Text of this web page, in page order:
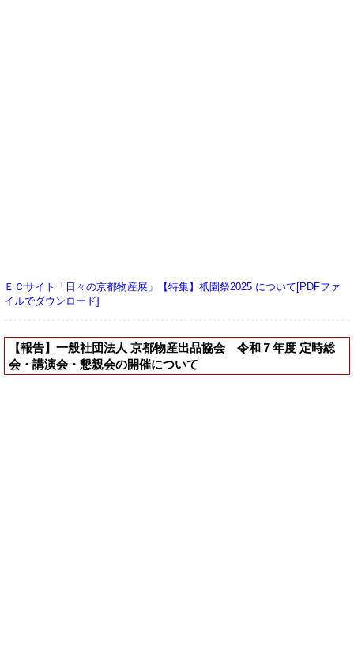
ＥＣサイト「日々の京都物産展」【特集】祇園祭2025 について[PDFファ
イルでダウンロード]
【報告】一般社団法人 京都物産出品協会 令和７年度 定時総
会・講演会・懇親会の開催について